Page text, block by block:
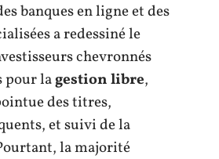
banques en ligne et des
a redessiné le
chevronnés
pour lagestion libre,
des titres,
et suivi de la
la majorité